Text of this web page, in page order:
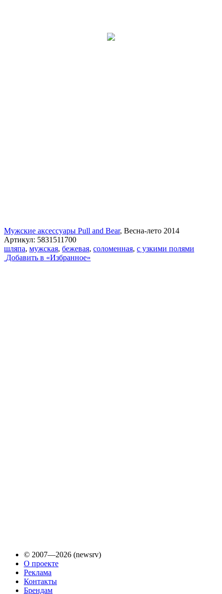
Мужские аксессуары Pull and Bear, Весна-лето 2014
Артикул: 5831511700
шляпа, мужская, бежевая, соломенная, с узкими полями
Добавить в «Избранное»
© 2007—2026 (newsrv)
О проекте
Реклама
Контакты
Брендам